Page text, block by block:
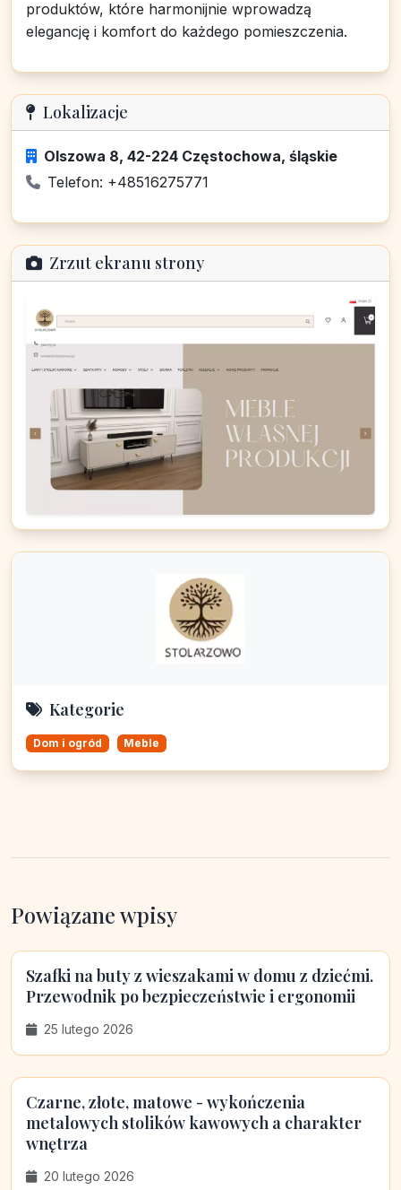
produktów, które harmonijnie wprowadzą
elegancję i komfort do każdego pomieszczenia.
Lokalizacje
Olszowa 8, 42-224 Częstochowa, śląskie
Telefon: +48516275771
Zrzut ekranu strony
Kategorie
Dom i ogród Meble
Powiązane wpisy
Szafki na buty z wieszakami w domu z dziećmi.
Przewodnik po bezpieczeństwie i ergonomii
25 lutego 2026
Czarne, złote, matowe - wykończenia
metalowych stolików kawowych a charakter
wnętrza
20 lutego 2026